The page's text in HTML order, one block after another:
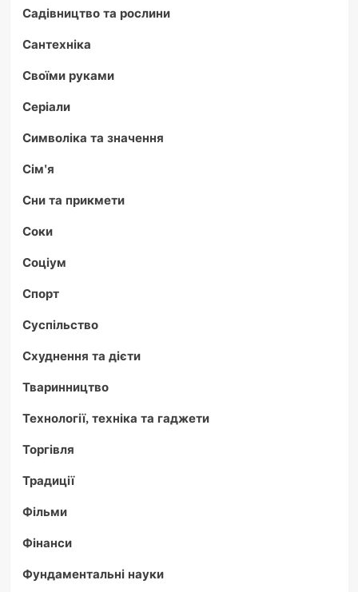
Садівництво та рослини
Сантехніка
Своїми руками
Серіали
Символіка та значення
Сім'я
Сни та прикмети
Соки
Соціум
Спорт
Суспільство
Схуднення та дієти
Тваринництво
Технології, техніка та гаджети
Торгівля
Традиції
Фільми
Фінанси
Фундаментальні науки